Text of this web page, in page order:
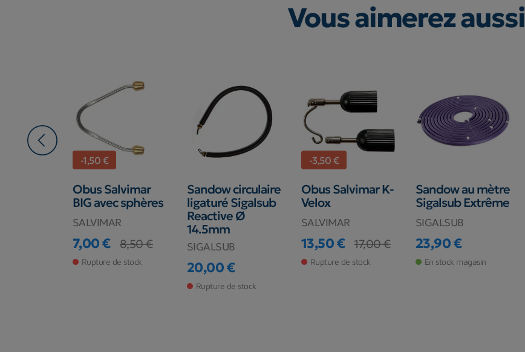
Vous aimerez aussi
-1,50 €
Obus Salvimar
BIG avec sphères
SALVIMAR
Prix
7,00 €
Prix de base
8,50 €
Rupture de stock
Sandow circulaire
ligaturé Sigalsub
Reactive Ø
14.5mm
SIGALSUB
Prix
20,00 €
Rupture de stock
-3,50 €
Obus Salvimar K-
Velox
SALVIMAR
Prix
13,50 €
Prix de base
17,00 €
Rupture de stock
Sandow au mètre
Sigalsub Extrême
SIGALSUB
Prix
23,90 €
En stock magasin